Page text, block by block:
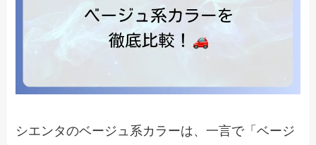
シエンタのベージュ系カラーは、一言で「ベージ